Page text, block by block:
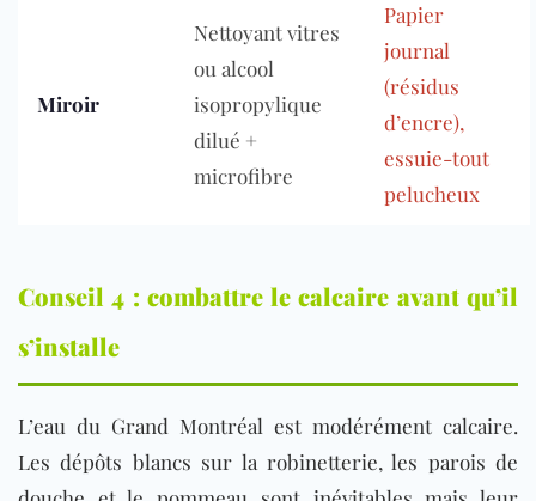
Miroir
Nettoyant vitres
ou alcool
isopropylique
dilué +
microfibre
Papier
journal
(résidus
d’encre),
essuie-tout
pelucheux
Conseil 4 : combattre le calcaire avant qu’il
s’installe
L’eau du Grand Montréal est modérément calcaire.
Les dépôts blancs sur la robinetterie, les parois de